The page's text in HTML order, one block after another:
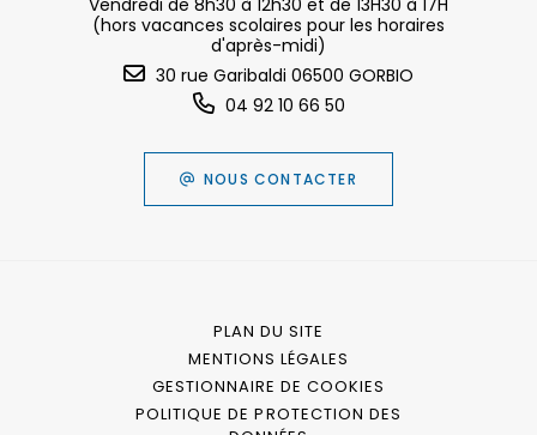
Vendredi de 8h30 à 12h30 et de 13H30 à 17H
(hors vacances scolaires pour les horaires
d'après-midi)
30 rue Garibaldi 06500 GORBIO
04 92 10 66 50
NOUS CONTACTER
PLAN DU SITE
MENTIONS LÉGALES
GESTIONNAIRE DE COOKIES
POLITIQUE DE PROTECTION DES